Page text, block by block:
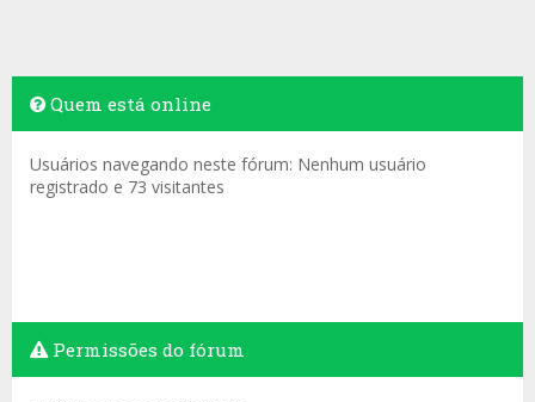
Quem está online
Usuários navegando neste fórum: Nenhum usuário
registrado e 73 visitantes
Permissões do fórum